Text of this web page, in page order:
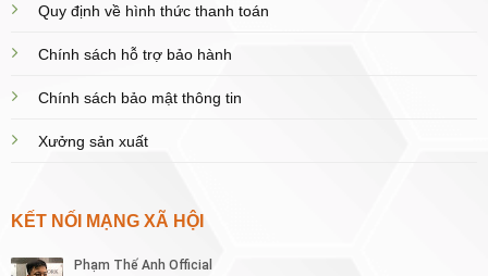
Quy định về hình thức thanh toán
Chính sách hỗ trợ bảo hành
Chính sách bảo mật thông tin
Xưởng sản xuất
KẾT NỐI MẠNG XÃ HỘI